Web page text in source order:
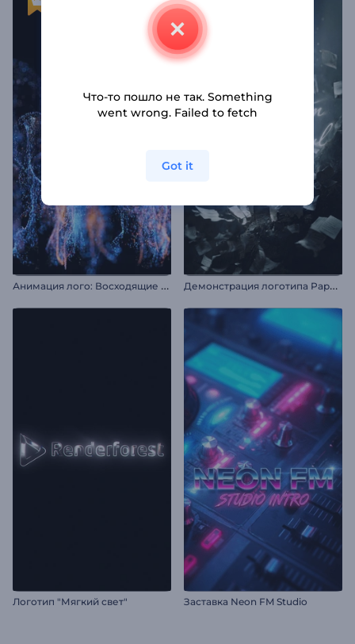
А
нимация лого: Восходящие волны частиц Д
емонстрация логотипа Paper Storm
Логотип "Мягкий свет" Заставка Neon FM Studio
Что-то пошло не так. Something
went wrong. Failed to fetch
Got it